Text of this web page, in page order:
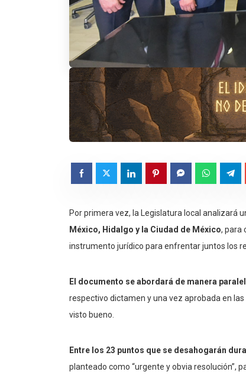
Por primera vez, la Legislatura local analizará
México, Hidalgo y la Ciudad de México, para
instrumento jurídico para enfrentar juntos los
El documento se abordará de manera
respectivo dictamen y una vez aprobada en
visto bueno.
Entre los 23 puntos que se desahogarán
planteado como “urgente y obvia resolución”,